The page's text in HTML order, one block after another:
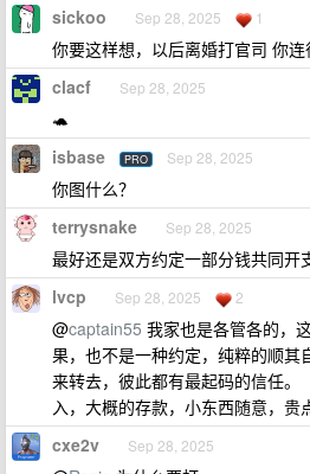
sickoo Sep 28, 2025 1
你要这样想，以后离婚打官司 你
clacf Sep 28, 2025
🐢
isbase PRO Sep 28, 2025
你图什么？
terrysnake Sep 28, 2025
最好还是双方约定一部分钱共同开
lvcp Sep 28, 2025 2
@captain55 我家也是各管各的，
果，也不是一种约定，纯粹的顺其
来转去，彼此都有最起码的信任。
入，大概的存款，小东西随意，贵
cxe2v Sep 28, 2025